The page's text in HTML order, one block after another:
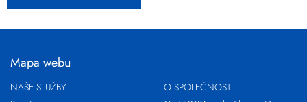
Mapa webu
NAŠE SLUŽBY
O SPOLEČNOSTI